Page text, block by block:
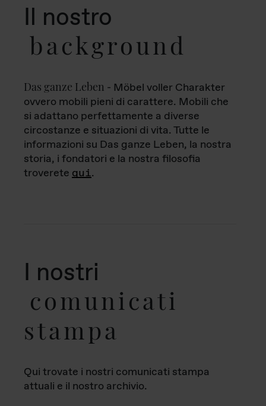
Il nostro
background
Das ganze Leben - Möbel voller Charakter
ovvero mobili pieni di carattere. Mobili che
si adattano perfettamente a diverse
circostanze e situazioni di vita. Tutte le
informazioni su Das ganze Leben, la nostra
storia, i fondatori e la nostra filosofia
troverete qui.
I nostri
comunicati
stampa
Qui trovate i nostri comunicati stampa
attuali e il nostro archivio.